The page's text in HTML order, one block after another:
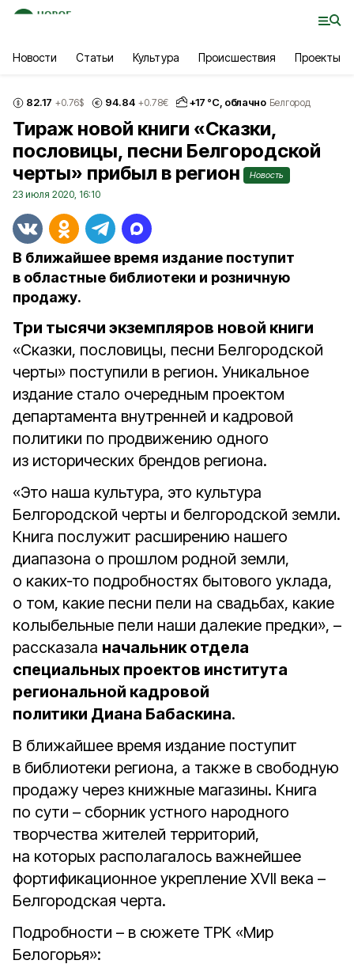
Новости Статьи Культура Происшествия Проекты
82.17 +0.76$ 94.84 +0.78€ +17 °С, облачно Белгород
Тираж новой книги «Сказки,
пословицы, песни Белгородской
черты» прибыл в регион
Новость
23 июля 2020, 16:10
В ближайшее время издание поступит
в областные библиотеки и розничную
продажу.
Три тысячи экземпляров новой книги
«Сказки, пословицы, песни Белгородской
черты» поступили в регион. Уникальное
издание стало очередным проектом
департамента внутренней и кадровой
политики по продвижению одного
из исторических брендов региона.
«Это наша культура, это культура
Белгородской черты и белгородской земли.
Книга послужит расширению нашего
диапазона о прошлом родной земли,
о каких‑то подробностях бытового уклада,
о том, какие песни пели на свадьбах, какие
колыбельные пели наши далекие предки», –
рассказала начальник отдела
специальных проектов института
региональной кадровой
политики Диана Бабаскина.
В ближайшее время издание поступит
в библиотеки региона, а также в свободную
продажу через книжные магазины. Книга
по сути – сборник устного народного
творчества жителей территорий,
на которых располагалось важнейшее
фортификационное укрепление XVII века –
Белгородская черта.
Подробности – в сюжете ТРК «Мир
Белогорья»: